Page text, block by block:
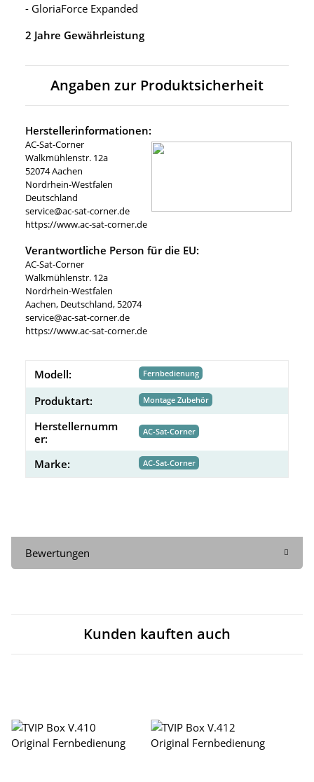
- GloriaForce Expanded
2 Jahre Gewährleistung
Angaben zur Produktsicherheit
Herstellerinformationen:
AC-Sat-Corner
Walkmühlenstr. 12a
52074 Aachen
Nordrhein-Westfalen
Deutschland
service@ac-sat-corner.de
https://www.ac-sat-corner.de
Verantwortliche Person für die EU:
AC-Sat-Corner
Walkmühlenstr. 12a
Nordrhein-Westfalen
Aachen, Deutschland, 52074
service@ac-sat-corner.de
https://www.ac-sat-corner.de
Modell: Fernbedienung
Produktart: Montage Zubehör
Herstellernumm
er:
AC-Sat-Corner
Marke: AC-Sat-Corner
Bewertungen
Kunden kauften auch